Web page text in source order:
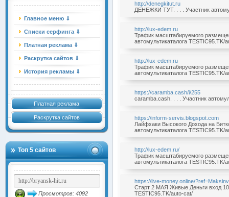
Главное меню ⇓
Списки серфинга ⇓
Платная реклама ⇓
Раскрутка сайтов ⇓
История рекламы ⇓
Платная реклама
Раскрутка сайтов
Топ 5 сайтов
Просмотров: 4092
http://denegkitut.ru
ДЕНЕЖКИ ТУТ. . . . Участник
http://lux-edem.ru
Трафик масштабируемого
автомультикаталога TESTIC95.TK/
http://lux-edem.ru
Трафик масштабируемого
автомультикаталога TESTIC95.TK/
https://caramba.cash/i/255
caramba.cash. . . . Участник
https://inform-servis.blogspot.com
Лайфхаки Высокого Дохода на
автомультикаталога TESTIC95.TK/
http://lux-edem.ru/
Трафик масштабируемого
автомультикаталога TESTIC95.TK/
https://live-money.online/
Старт 2 МАЯ Живые Деньги вход
TESTIC95.TK/auto-cat/